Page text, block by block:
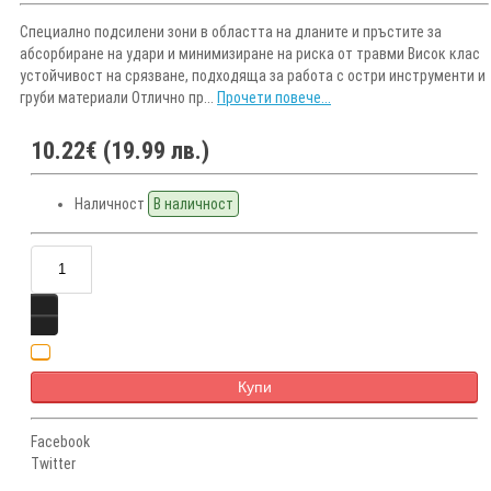
Специално подсилени зони в областта на дланите и пръстите за
абсорбиране на удари и минимизиране на риска от травми Висок клас
устойчивост на срязване, подходяща за работа с остри инструменти и
груби материали Отлично пр... Прочети повече...
10.22€ (19.99 лв.)
Наличност В наличност
Купи
Facebook
Twitter